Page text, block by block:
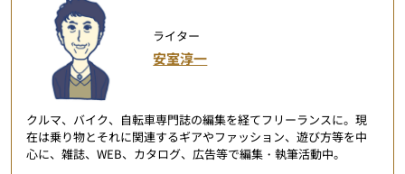
ライター
安室淳一
クルマ、バイク、自転車専門誌の編集を経てフリーランスに。現
在は乗り物とそれに関連するギアやファッション、遊び方等を中
心に、雑誌、WEB、カタログ、広告等で編集・執筆活動中。